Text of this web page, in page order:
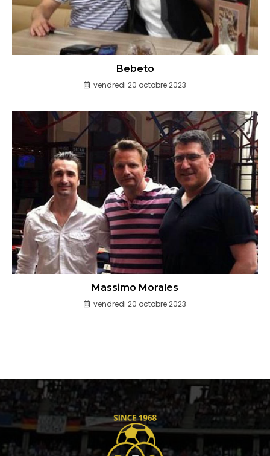
Bebeto
vendredi 20 octobre 2023
Massimo Morales
vendredi 20 octobre 2023